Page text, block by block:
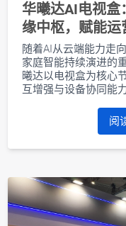
华曦达AI电视盒
缘中枢，赋能运
随着AI从云端能力走
家庭智能持续演进的
曦达以电视盒为核心
互增强与设备协同能
级为家庭边缘AI中枢
口提供了新的支点。
阅